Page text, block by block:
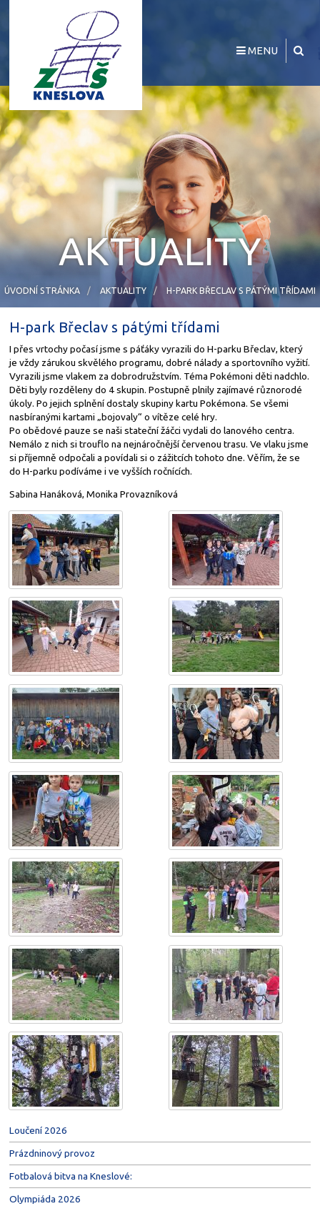
MENU
AKTUALITY
ÚVODNÍ STRÁNKA AKTUALITY H-PARK BŘECLAV S PÁTÝMI TŘÍDAMI
Loučení 2026
Prázdninový provoz
Fotbalová bitva na Kneslové:
Olympiáda 2026
H-park Břeclav s pátými třídami
I přes vrtochy počasí jsme s páťáky vyrazili do H-parku Břeclav, který
je vždy zárukou skvělého programu, dobré nálady a sportovního vyžití.
Vyrazili jsme vlakem za dobrodružstvím. Téma Pokémoni děti nadchlo.
Děti byly rozděleny do 4 skupin. Postupně plnily zajímavé různorodé
úkoly. Po jejich splnění dostaly skupiny kartu Pokémona. Se všemi
nasbíranými kartami „bojovaly“ o vítěze celé hry.
Po obědové pauze se naši stateční žáčci vydali do lanového centra.
Nemálo z nich si trouflo na nejnáročnější červenou trasu. Ve vlaku jsme
si příjemně odpočali a povídali si o zážitcích tohoto dne. Věřím, že se
do H-parku podíváme i ve vyšších ročnících.
Sabina Hanáková, Monika Provazníková